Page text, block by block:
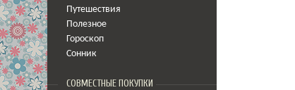
Путешествия
Полезное
Гороскоп
Сонник
СОВМЕСТНЫЕ ПОКУПКИ